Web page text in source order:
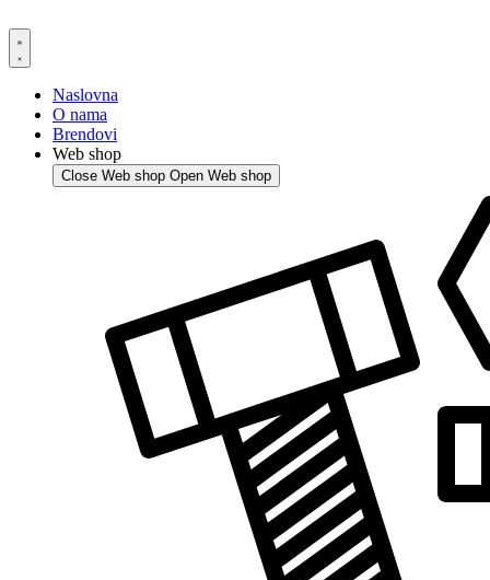
to
content
Naslovna
O nama
Brendovi
Web shop
Close Web shop Open Web shop